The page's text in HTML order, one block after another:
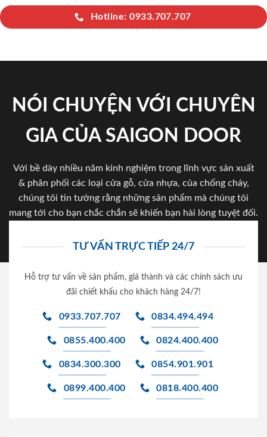
Hotline: 0933.707.707
NÓI CHUYỆN VỚI CHUYÊN
GIA CỦA SAIGON DOOR
Với bề dày nhiều năm kinh nghiệm trong lĩnh vực sản xuất
& phân phối các loại cửa gỗ, cửa nhựa, của chống cháy,
chúng tôi tin tưởng rằng những sản phẩm mà chúng tôi
mang tới cho bạn chắc chắn sẽ khiến bạn hài lòng tuyệt đối.
TƯ VẤN TRỰC TIẾP 24/7
Hỗ trợ tư vấn về sản phẩm, giá thành và các chính sách ưu
đãi chiết khấu cho khách hàng 24/7!
0933.707.707 0834.494.494
0855.400.400 0824.400.400
0834.300.300 0854.901.901
0899.400.400 0818.400.400